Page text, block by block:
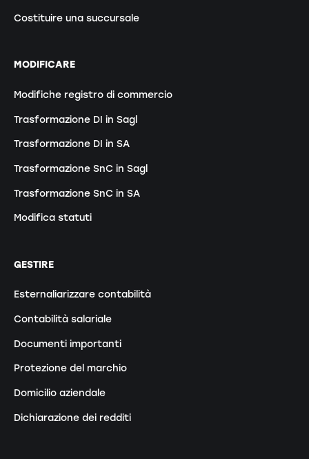
Costituire una succursale
MODIFICARE
Modifiche registro di commercio
Trasformazione DI in Sagl
Trasformazione DI in SA
Trasformazione SnC in Sagl
Trasformazione SnC in SA
Modifica statuti
GESTIRE
Esternaliarizzare contabilità
Contabilità salariale
Documenti importanti
Protezione del marchio
Domicilio aziendale
Dichiarazione dei redditi